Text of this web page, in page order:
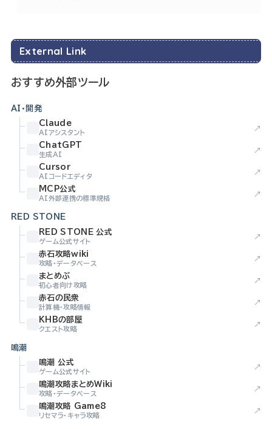
External Link
おすすめ外部ツール
AI・開発
Claude
AIアシスタント
↗
ChatGPT
生成AI
↗
Cursor
AIコードエディタ
↗
MCP公式
AI外部連携の標準規格
↗
RED STONE
RED STONE 公式
ゲーム公式サイト
↗
赤石攻略wiki
攻略・データベース
↗
まとめぶ
初心者向け攻略
↗
赤石の民衆
計算機・攻略情報
↗
KHBの部屋
クエスト攻略
↗
鳴潮
鳴潮 公式
ゲーム公式サイト
↗
鳴潮攻略まとめWiki
攻略・データベース
↗
鳴潮攻略 Game8
リセマラ・キャラ攻略
↗